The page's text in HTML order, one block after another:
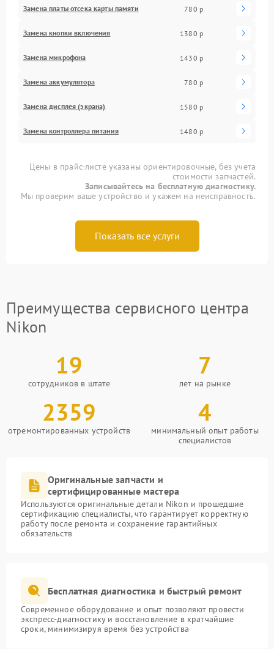
Замена платы отсека карты памяти 780 р
Замена кнопки включения 1380 р
Замена микрофона 1430 р
Замена аккумулятора 780 р
Замена дисплея (экрана) 1580 р
Замена контроллера питания 1480 р
Цены в прайс-листе указаны ориентировочные, без учета
стоимости запчастей.
Записывайтесь на бесплатную диагностику.
Мы проверим ваше устройство и укажем на неисправность.
Показать все услуги
Преимущества сервисного центра
Nikon
19
сотрудников в штате
7
лет на рынке
2359
отремонтированных устройств
4
минимальный опыт работы
специалистов
Оригинальные запчасти и
сертифицированные мастера
Используются оригинальные детали Nikon и прошедшие
сертификацию специалисты, что гарантирует корректную
работу после ремонта и сохранение гарантийных
обязательств
Бесплатная диагностика и быстрый ремонт
Современное оборудование и опыт позволяют провести
экспресс-диагностику и восстановление в кратчайшие
сроки, минимизируя время без устройства